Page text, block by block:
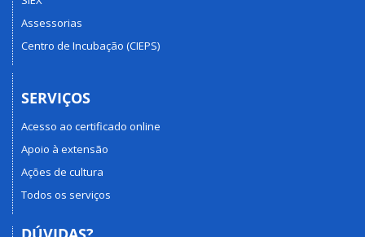
Assessorias
Centro de Incubação (CIEPS)
SERVIÇOS
Acesso ao certificado online
Apoio à extensão
Ações de cultura
Todos os serviços